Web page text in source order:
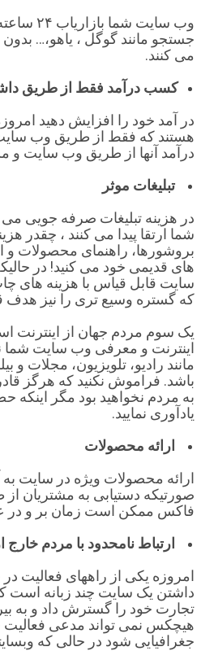
وب سایت
جستجو مانند گوگل ، یاهو،… بدون
می کنند.
کسب درآمد فقط از طریق
در آمد خود را افزایش دهید
هستند که فقط از طریق وب
درآمد آنها از طریق وب سایت و
تبلیغات موثر
در هزینه تبلیغات صرفه جویی
شما ارتقا پیدا می کنند ، چقدر
بروشورها، راهنمای محصولات
های قدیمی خود می کنید! در
سایت قابل قیاس با هزینه های
که گستره وسیع تری را نیز هدف
یک ‌سوم مردم جهان از اینترنت
اینترنت و معرفی وب سایت شما
مانند رادیو، تلویزیون، مجلات و
باشد. فراموش نکنید که هرگز
به مردم نخواهید بود مگر اینکه
یادآوری نمایید.
ارائه محصولات
ارائه محصولات ویژه در سایت
صورتیکه دستیابی به مشتریان از
فاکس ممکن است زمان بر و در
ارتباط نامحدود با مردم
امروزه یکی از راههای فعالیت
داشتن یک سایت چند زبانه است
تجارت خود را گسترش داد و به
هیچکس نمی تواند مدعی فعالیت
جغرافیایی شود در حالی که